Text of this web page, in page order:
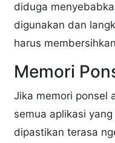
diduga
digunakan dan
harus
Memori
Jika memori ponsel
semua aplikasi
dipastikan terasa